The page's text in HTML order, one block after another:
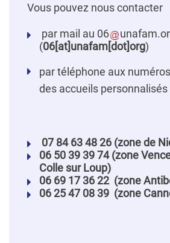
Vous pouvez nous contacter
par mail au 06 unafam.
(06[at]unafam[dot]org)
par téléphone aux
des accueils personnalisés
07 84 63 48 26 (zone de
06 50 39 39 74 (zone
Colle sur Loup)
06 69 17 36 22 (zone
06 25 47 08 39 (zone